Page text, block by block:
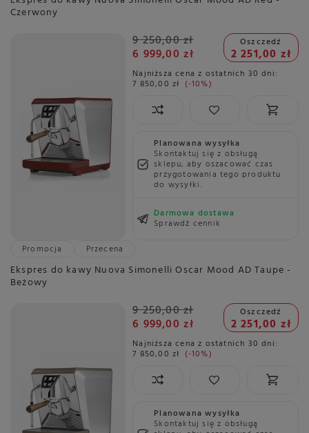
Czerwony
9 250,00 zł
6 999,00 zł
Oszczedź
2 251,00 zł
Najniższa cena z ostatnich 30 dni:
7 850,00 zł -10%
Planowana wysyłka
Skontaktuj się z obsługą
sklepu, aby oszacować czas
przygotowania tego produktu
do wysyłki.
Darmowa dostawa
Sprawdź cennik
Promocja
Przecena
Ekspres do kawy Nuova Simonelli Oscar Mood AD Taupe -
Beżowy
9 250,00 zł
6 999,00 zł
Oszczedź
2 251,00 zł
Najniższa cena z ostatnich 30 dni:
7 850,00 zł -10%
Planowana wysyłka
Skontaktuj się z obsługą